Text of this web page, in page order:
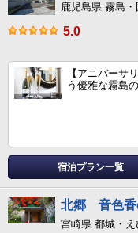
鹿児島県 霧島
5.0
【アニバーサ
う優雅な霧島
宿泊プラン一覧
北郷 音色
宮崎県 都城・